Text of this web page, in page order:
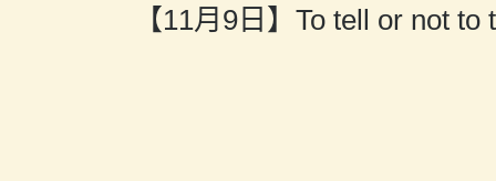
【11月9日】To tell or not